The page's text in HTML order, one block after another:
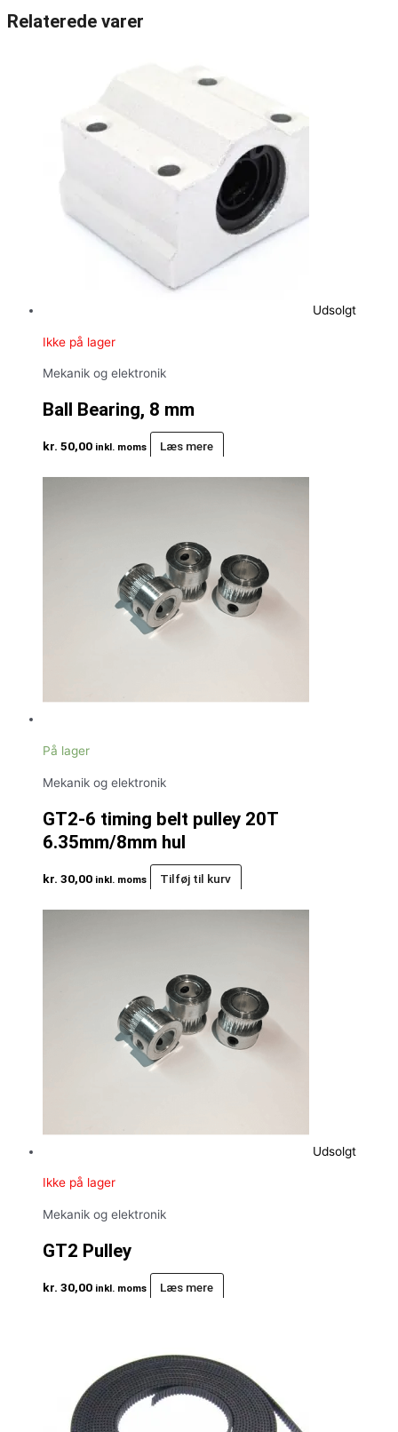
Relaterede varer
Udsolgt
Ikke på lager
Mekanik og elektronik
Ball Bearing, 8 mm
kr. 50,00 inkl. moms Læs mere
På lager
Mekanik og elektronik
GT2-6 timing belt pulley 20T
6.35mm/8mm hul
kr. 30,00 inkl. moms Tilføj til kurv
Udsolgt
Ikke på lager
Mekanik og elektronik
GT2 Pulley
kr. 30,00 inkl. moms Læs mere